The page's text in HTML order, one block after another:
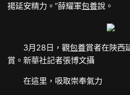
揚延安精力。”薛耀軍包養說。
3月28日，觀包養賞者在陜西
賞。新華社記者張博文攝
在這里，吸取崇奉氣力